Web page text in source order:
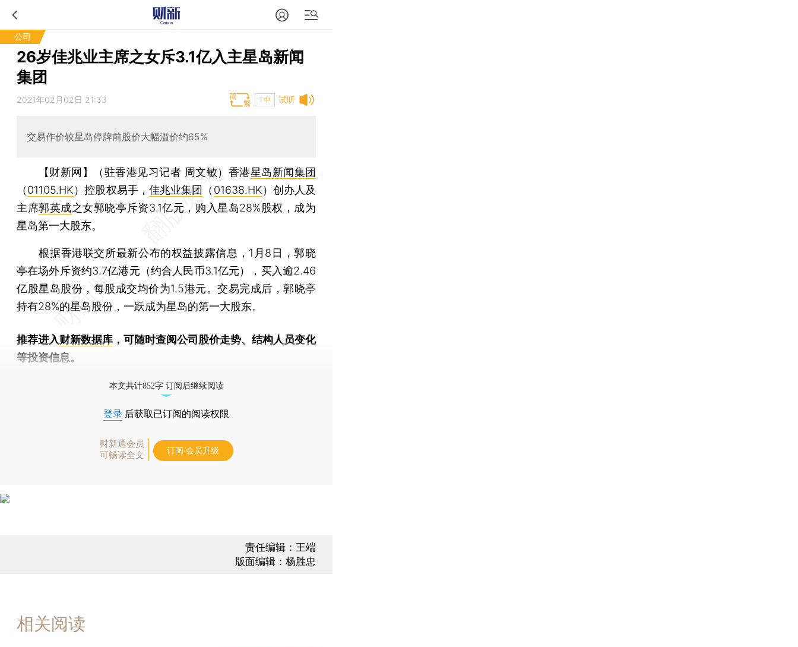
公司
26岁佳兆业主席之女斥3.1亿入主星岛新闻
集团
试听
2021年02月02日 21:33 T中
交易作价较星岛停牌前股价大幅溢价约65%
【财新网】（驻香港见习记者 周文敏） 香港星岛新闻集团
（01105.HK）控股权易手， 佳兆业集团 （01638.HK）创办人及
主席郭英成之女郭晓亭斥资3.1亿元，购入星岛28%股权，成为
星岛第一大股东。
根据香港联交所最新公布的权益披露信息，1月8日，郭晓
亭在场外斥资约3.7亿港元（约合人民币3.1亿元），买入逾2.46
亿股星岛股份，每股成交均价为1.5港元。交易完成后，郭晓亭
持有28%的星岛股份，一跃成为星岛的第一大股东。
推荐进入财新数据库 ，可随时查阅公司股价走势、结构人员变化
等投资信息。
本文共计852字 订阅后继续阅读
登录 后获取已订阅的阅读权限
财新通会员
可畅读全文
订阅/会员升级
责任编辑：王端
版面编辑：杨胜忠
相关阅读